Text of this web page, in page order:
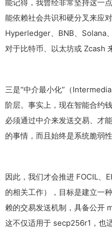
能记得，我曾经非常坚持这一
能依赖社会共识和硬分叉来应
Hyperledger、BNB、Solana
对于比特币、以太坊或 Zcash
三是“中介最小化”（
阶层。事实上，现在智能合约
必须通过中介来发送交易、才
的事情，而且始终是系统脆弱性
因此，我们才会推进 FOCIL、
的相关工作），目标是建立一
赖的交易发送机制，具备公开
这不仅适用于 secp256r1，也